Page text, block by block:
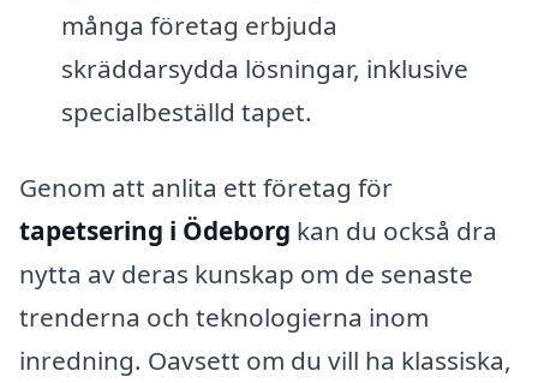
många företag erbjuda
skräddarsydda lösningar, inklusive
specialbeställd tapet.
Genom att anlita ett företag för
tapetsering i Ödeborg kan du också dra
nytta av deras kunskap om de senaste
trenderna och teknologierna inom
inredning. Oavsett om du vill ha klassiska,